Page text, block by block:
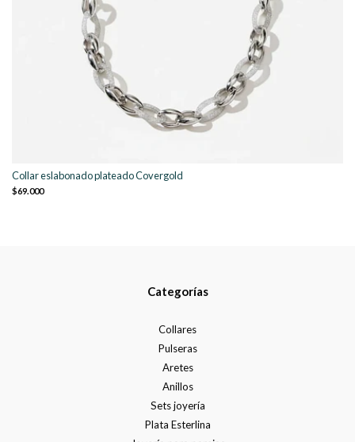
Collar eslabonado plateado Covergold
$69.000
Categorías
Collares
Pulseras
Aretes
Anillos
Sets joyería
Plata Esterlina